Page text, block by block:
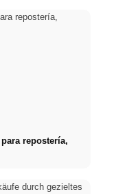
repostería,